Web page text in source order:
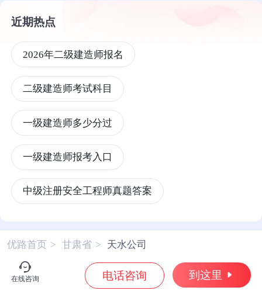
近期热点
2026年二级建造师报名
二级建造师考试科目
一级建造师多少分过
一级建造师报考入口
中级注册安全工程师真题答案
一级造价工程师报考条件
优路首页 > 甘肃省 > 天水公司
在线咨询 电话咨询 到这里